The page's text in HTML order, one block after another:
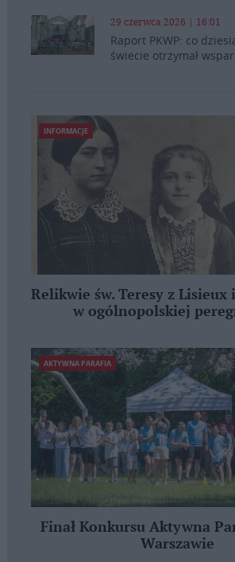
29 czerwca 2026 | 16:01
Raport PKWP: co
świecie otrzymał
INFORMACJE
Relikwie św. Teresy z
w ogólnopolskiej
AKTYWNA PARAFIA
Finał Konkursu Aktywna
Warszawie